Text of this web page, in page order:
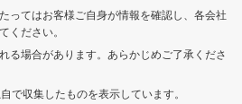
ってはお客様ご自身が情報を確認し、各会社
ください。
る場合があります。あらかじめご了承くださ
で収集したものを表示しています。